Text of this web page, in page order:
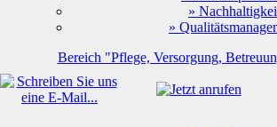
»
»
Bereich "Pflege, Versorgung,